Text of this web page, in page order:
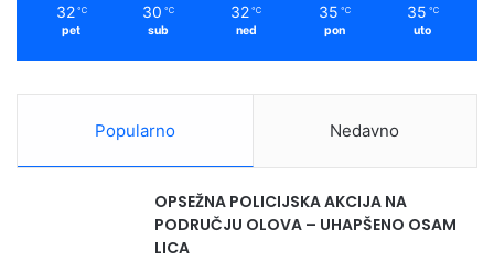
32 ℃
pet
30 ℃
sub
32 ℃
ned
35 ℃
pon
35 ℃
uto
Popularno Nedavno
OPSEŽNA POLICIJSKA AKCIJA NA
PODRUČJU OLOVA – UHAPŠENO OSAM
LICA